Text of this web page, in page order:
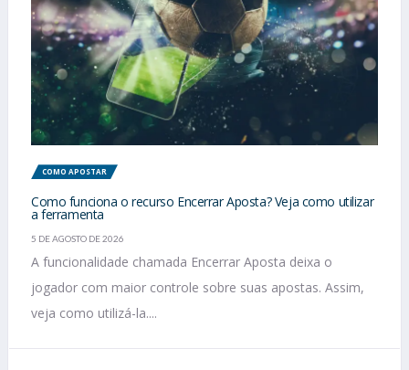
COMO APOSTAR
Como funciona o recurso Encerrar Aposta? Veja como utilizar
a ferramenta
5 DE AGOSTO DE 2026
A funcionalidade chamada Encerrar Aposta deixa o
jogador com maior controle sobre suas apostas. Assim,
veja como utilizá-la....